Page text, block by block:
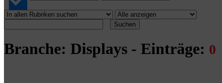
Suchen
Branche: Displays - Einträge: 0